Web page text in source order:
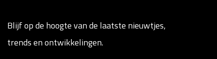
Blijf op de hoogte van de laatste nieuwtjes,
trends en ontwikkelingen.